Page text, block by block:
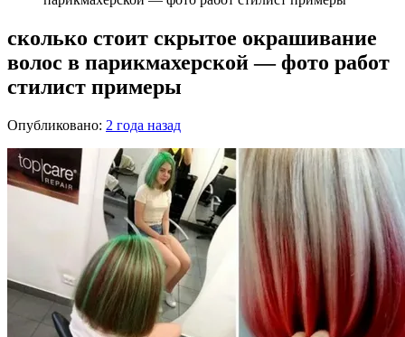
сколько стоит скрытое окрашивание
волос в парикмахерской — фото работ
стилист примеры
Опубликовано: 2 года назад